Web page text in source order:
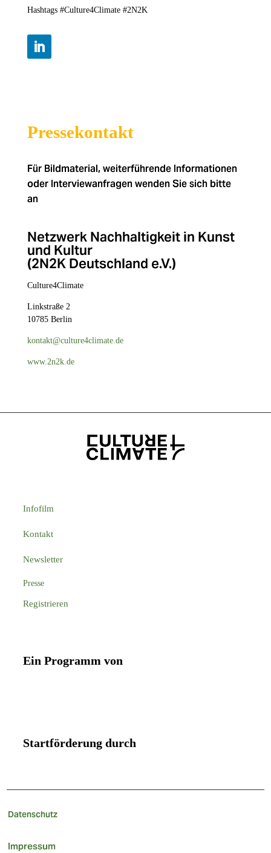
Hashtags #Culture4Climate #2N2K
Pressekontakt
Für Bildmaterial, weiterführende Informationen
oder Interviewanfragen wenden Sie sich bitte
an
Netzwerk Nachhaltigkeit in Kunst
und Kultur
(2N2K Deutschland e.V.)
Culture4Climate
Linkstraße 2
10785 Berlin
kontakt@culture4climate.de
www.2n2k.de
Infofilm
Kontakt
Newsletter
Presse
Registrieren
Ein Programm von
Startförderung durch
Datenschutz
Impressum